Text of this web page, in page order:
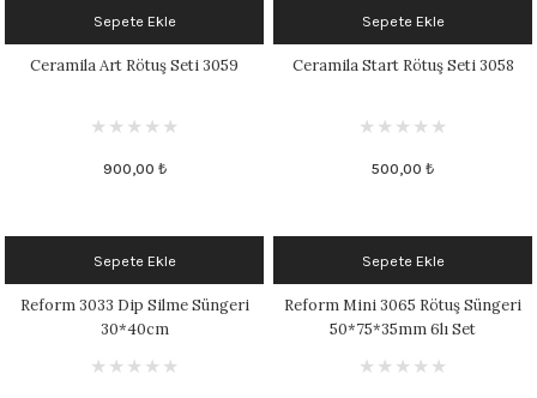
Sepete Ekle
Ceramila Art Rötuş Seti 3059
900,00 ₺
Sepete Ekle
Ceramila Start Rötuş Seti 3058
500,00 ₺
Sepete Ekle
Reform 3033 Dip Silme Süngeri
30*40cm
Sepete Ekle
Reform Mini 3065 Rötuş Süngeri
50*75*35mm 6lı Set